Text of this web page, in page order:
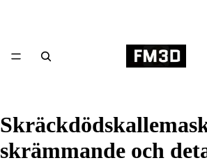
skrämmande och